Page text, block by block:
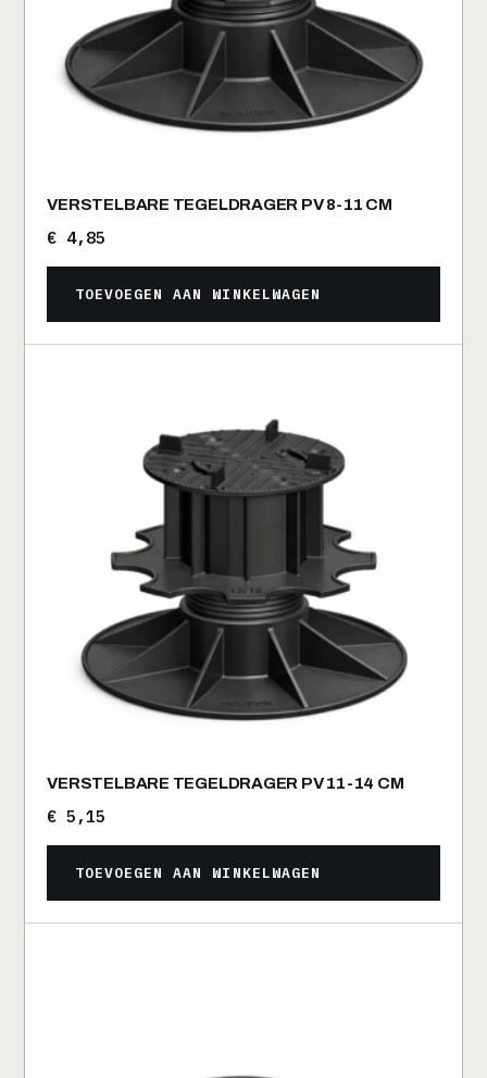
VERSTELBARE TEGELDRAGER PV 8-11 CM
€ 4,85
TOEVOEGEN AAN WINKELWAGEN
VERSTELBARE TEGELDRAGER PV 11-14 CM
€ 5,15
TOEVOEGEN AAN WINKELWAGEN